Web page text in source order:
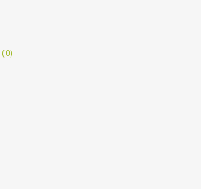
(0)